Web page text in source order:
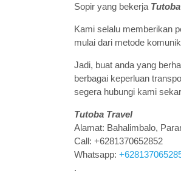
Sopir yang bekerja
Kami selalu memberikan
mulai dari metode
Jadi, buat anda yang
berbagai keperluan
segera hubungi kami
Tutoba Travel
Alamat: Bahalimbalo,
Call: +6281370652852
Whatsapp:
.